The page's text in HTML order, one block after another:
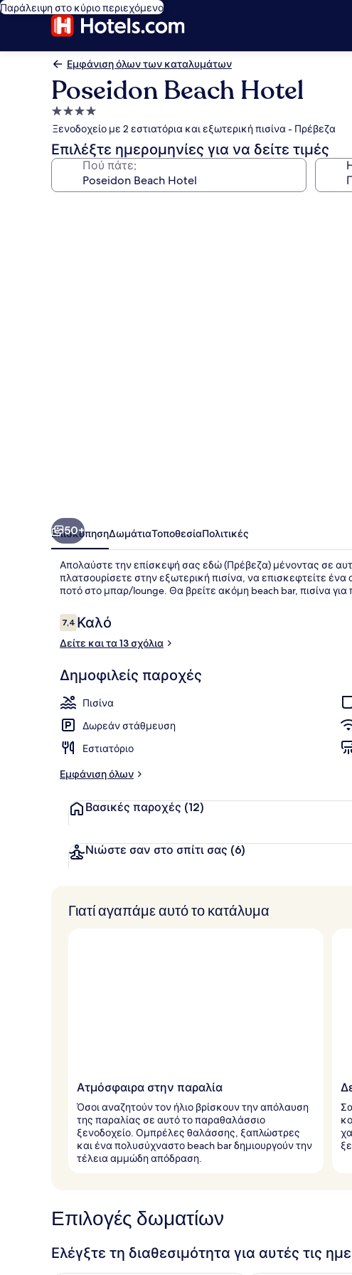
Παράλειψη στο κύριο περιεχόμενο
Εμφάνιση όλων των καταλυμάτων
Poseidon Beach Hotel
Κατάλυμα
με
4.0
αστέρια
Ξενοδοχείο με 2 εστιατόρια και εξωτερική πισίνα - Πρέβεζα
Επιλέξτε ημερομηνίες για να δείτε τιμές
Πού πάτε;
50+
ΕπισκόπησηΔωμάτιαΤοποθεσίαΠολιτικές
Απολαύστε την επίσκεψή σας εδώ (Πρέβεζα) μένοντας σε
πλατσουρίσετε στην εξωτερική πισίνα, να επισκεφτείτε
ποτό στο μπαρ/lounge. Θα βρείτε ακόμη beach bar, πισίνα για
Σχόλια
7,47,4 στα 10
Καλό
Δείτε και τα 13 σχόλια
Δημοφιλείς παροχές
Πισίνα
Δωρεάν στάθμευση
Εστιατόριο
Εμφάνιση όλων
Βασικές παροχές (12)
Νιώστε σαν στο σπίτι σας (6)
Γιατί αγαπάμε αυτό το κατάλυμα
Ατμόσφαιρα στην παραλία
Όσοι αναζητούν τον ήλιο βρίσκουν την απόλαυση
της παραλίας σε αυτό το παραθαλάσσιο
ξενοδοχείο. Ομπρέλες θαλάσσης, ξαπλώστρες
και ένα πολυσύχναστο beach bar δημιουργούν την
τέλεια αμμώδη απόδραση.
Επιλογές δωματίων
Ελέγξτε τη διαθεσιμότητα για αυτές τις